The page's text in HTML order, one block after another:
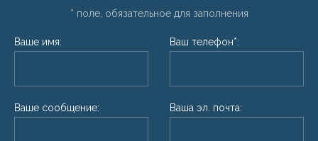
* поле, обязательное для заполнения
Ваше имя:
Ваше сообщение:
Ваш телефон*:
Ваша эл. почта: